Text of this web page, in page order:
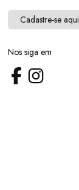
Cadastre-se aqui
Nos siga em